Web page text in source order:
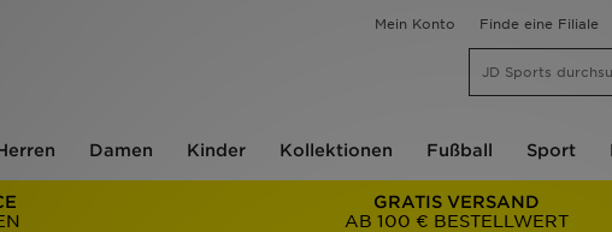
Mein Konto Finde eine Filiale
Damen Kinder Kollektionen Fußball Sport
GRATIS VERSAND
AB 100 € BESTELLWERT